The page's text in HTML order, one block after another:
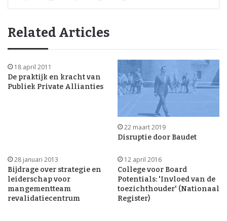
Related Articles
18 april 2011
De praktijk en kracht van
Publiek Private Allianties
22 maart 2019
Disruptie door Baudet
28 januari 2013
Bijdrage over strategie en
leiderschap voor
mangementteam
revalidatiecentrum
12 april 2016
College voor Board
Potentials: 'Invloed van de
toezichthouder' (Nationaal
Register)